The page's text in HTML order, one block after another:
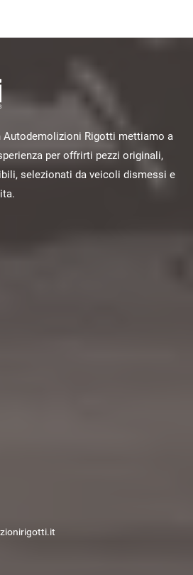
Autodemolizioni Rigotti mettiamo a
per offrirti pezzi originali,
selezionati da veicoli dismessi e